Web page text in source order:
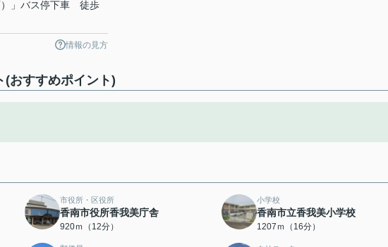
）」バス停下車 徒歩
情報の見方
(おすすめポイント)
市役所・区役所
香南市役所香我美庁舎
920ｍ（12分）
小学校
香南市立香我美小学校
1207ｍ（16分）